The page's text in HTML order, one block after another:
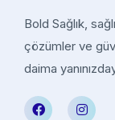
Bold Sağlık,
çözümler ve
daima